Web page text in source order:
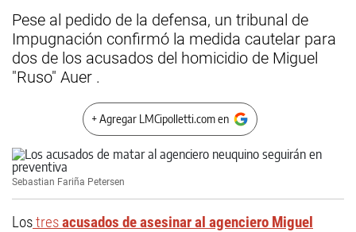
Pese al pedido de la defensa, un tribunal de
Impugnación confirmó la medida cautelar para
dos de los acusados del homicidio de Miguel
"Ruso" Auer .
+ Agregar LMCipolletti.com en
Sebastian Fariña Petersen
Lostresacusados de asesinar al agenciero Miguel